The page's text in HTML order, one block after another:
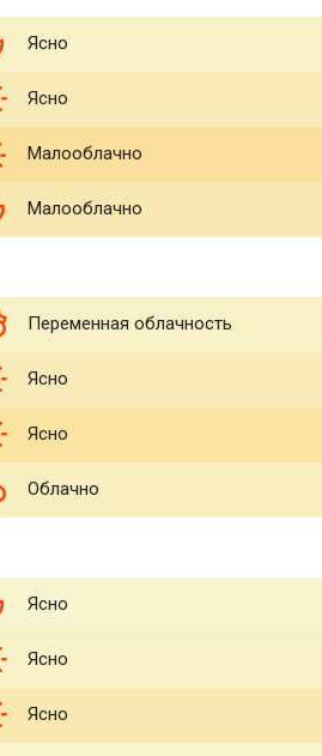
Ясно
Ясно
Малооблачно
Малооблачно
Переменная облачность
Ясно
Ясно
Облачно
Ясно
Ясно
Ясно